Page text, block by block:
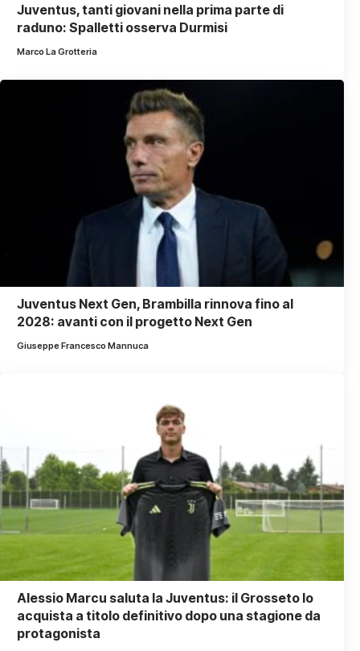
Juventus, tanti giovani nella prima parte di
raduno: Spalletti osserva Durmisi
Marco La Grotteria
Juventus Next Gen, Brambilla rinnova fino al
2028: avanti con il progetto Next Gen
Giuseppe Francesco Mannuca
Alessio Marcu saluta la Juventus: il Grosseto lo
acquista a titolo definitivo dopo una stagione da
protagonista